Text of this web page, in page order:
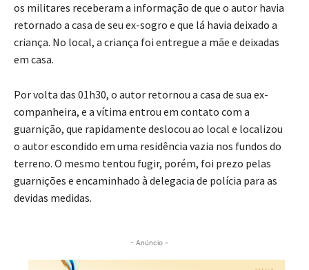
os militares receberam a informação de que o autor havia
retornado a casa de seu ex-sogro e que lá havia deixado a
criança. No local, a criança foi entregue a mãe e deixadas
em casa.
Por volta das 01h30, o autor retornou a casa de sua ex-
companheira, e a vítima entrou em contato com a
guarnição, que rapidamente deslocou ao local e localizou
o autor escondido em uma residência vazia nos fundos do
terreno. O mesmo tentou fugir, porém, foi prezo pelas
guarnições e encaminhado à delegacia de polícia para as
devidas medidas.
- Anúncio -